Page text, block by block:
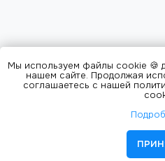
Мы используем файлы cookie 🍪
нашем сайте. Продолжая
соглашаетесь с нашей